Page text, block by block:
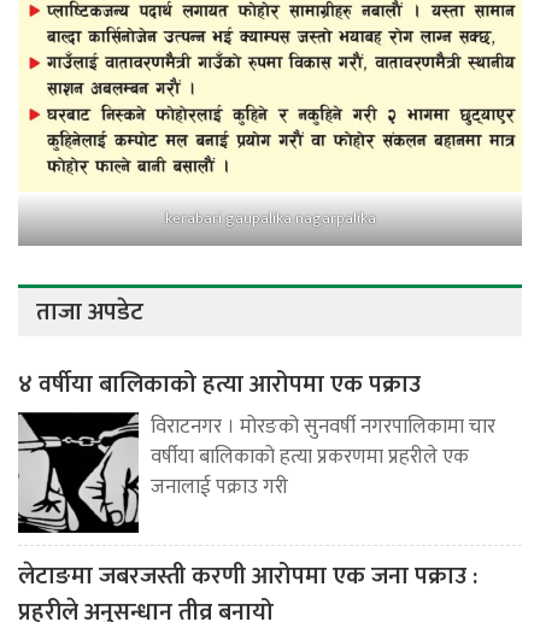
kerabari gaupalika nagarpalika
ताजा अपडेट
४ वर्षीया बालिकाको हत्या आरोपमा एक पक्राउ
विराटनगर । मोरङको सुनवर्षी नगरपालिकामा चार
वर्षीया बालिकाको हत्या प्रकरणमा प्रहरीले एक
जनालाई पक्राउ गरी
लेटाङमा जबरजस्ती करणी आरोपमा एक जना पक्राउ :
प्रहरीले अनुसन्धान तीव्र बनायो